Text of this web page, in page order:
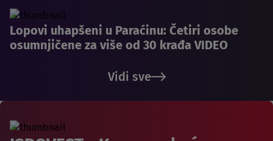
Lopovi uhapšeni u Paraćinu: Četiri osobe
osumnjičene za više od 30 krađa VIDEO
Vidi sve